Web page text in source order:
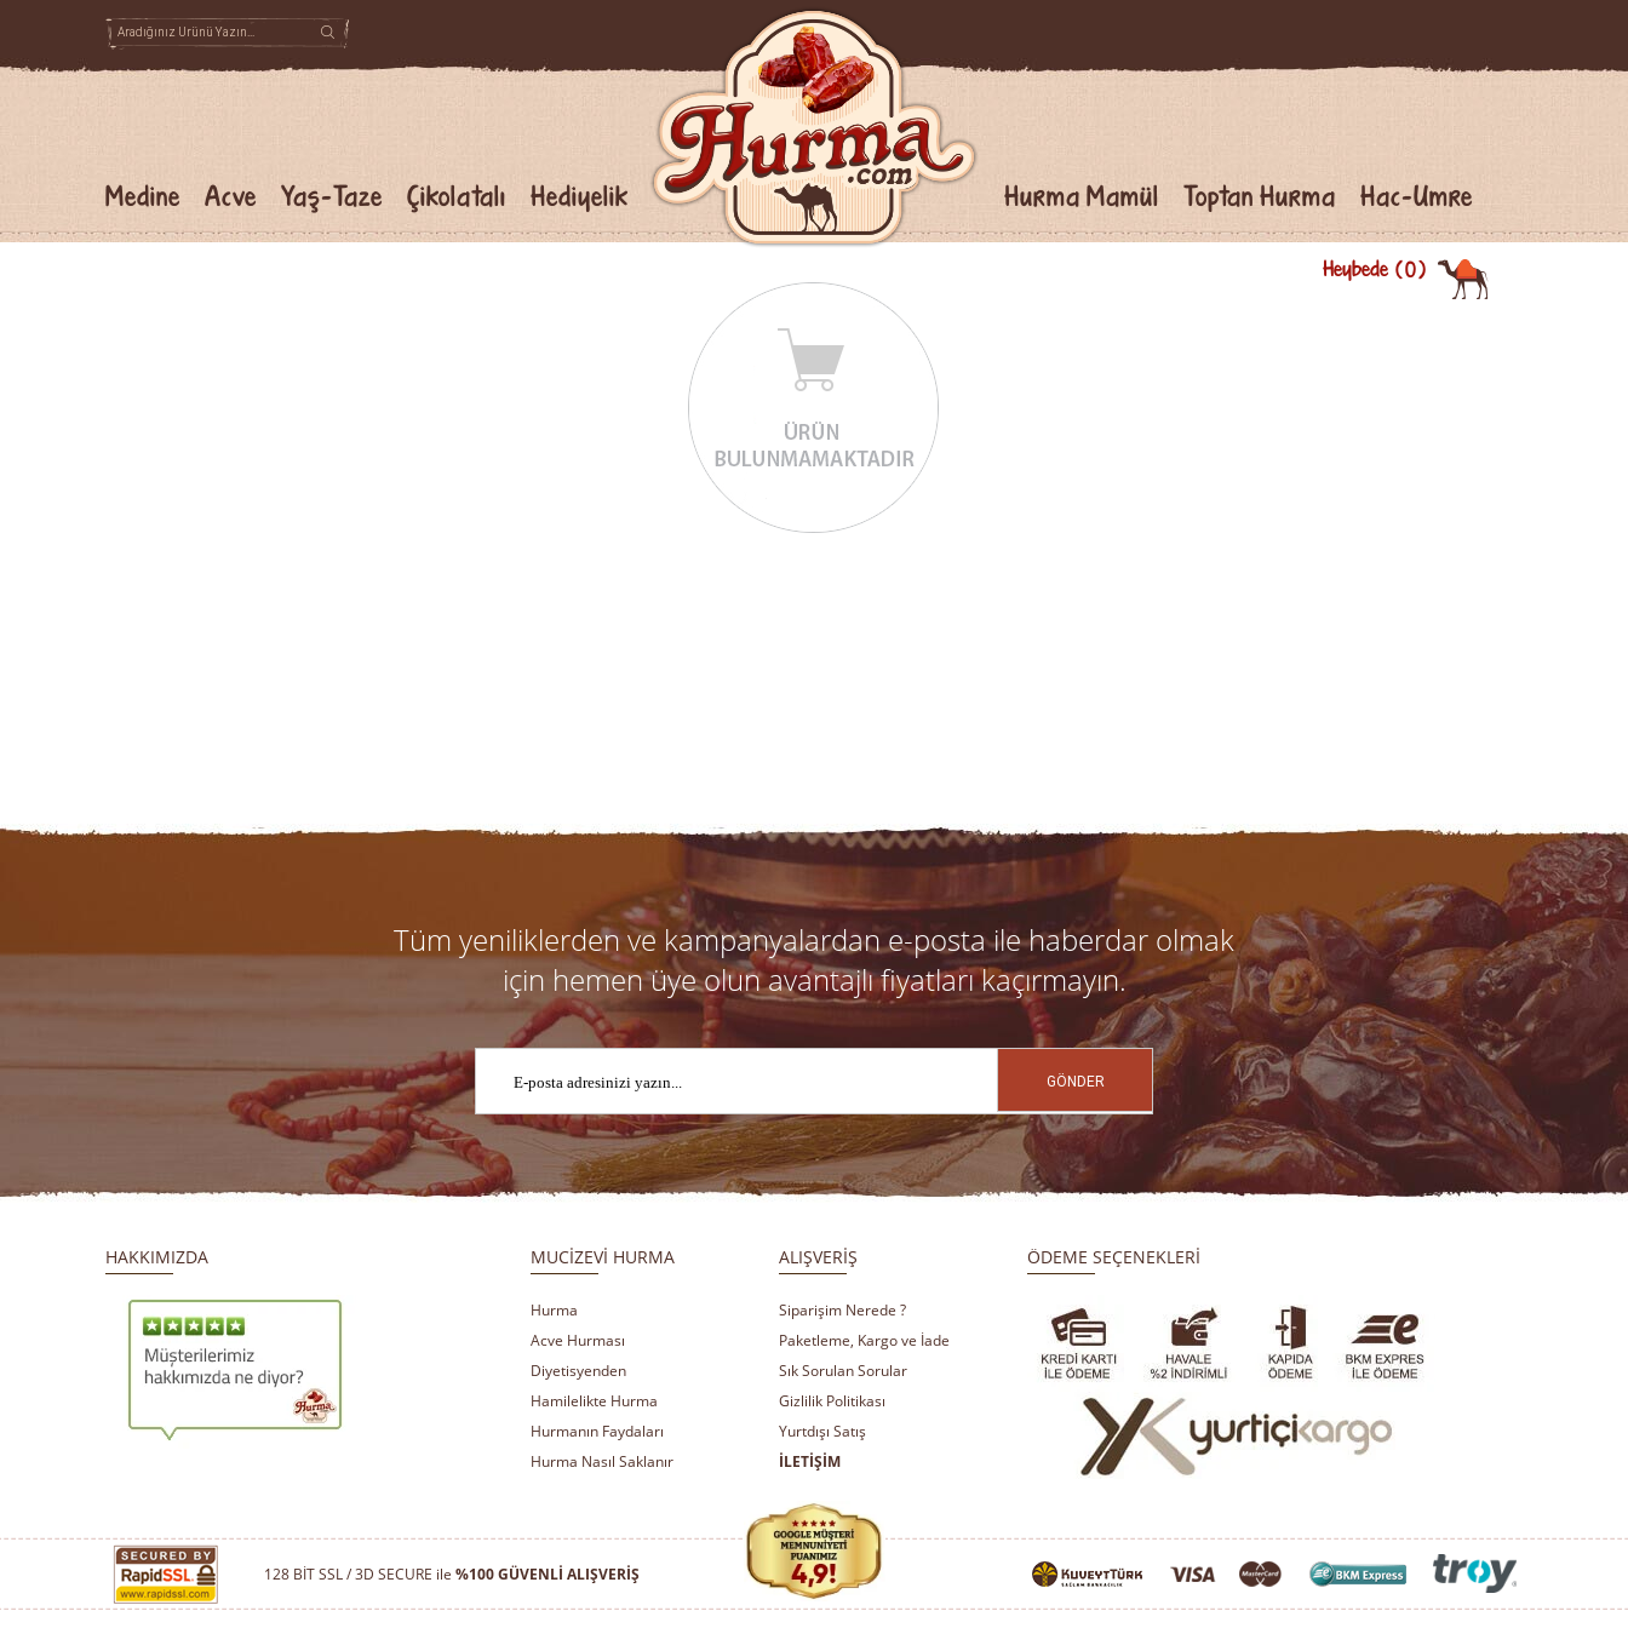
Medine Acve Yaş-Taze Çikolatalı Hediyelik Hurma Mamül Toptan Hurma Hac-Umre
0
Heybede
Tüm yeniliklerden ve kampanyalardan e-posta ile haberdar olmak
için hemen üye olun avantajlı fiyatları kaçırmayın.
GÖNDER
HAKKIMIZDA MUCİZEVİ HURMA ALIŞVERİŞ
Hurma
Siparişim Nerede ?
Acve Hurması
Paketleme, Kargo ve İade
Diyetisyenden
Sık Sorulan Sorular
Hamilelikte Hurma
Gizlilik Politikası
Hurmanın Faydaları
Yurtdışı Satış
Hurma Nasıl Saklanır
İLETİŞİM
ÖDEME SEÇENEKLERİ
128 BİT SSL / 3D SECURE ile %100 GÜVENLİ ALIŞVERİŞ